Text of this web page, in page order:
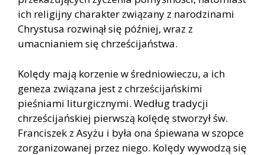
ich religijny charakter związany z narodzinami
Chrystusa rozwinął się później, wraz z
umacnianiem się chrześcijaństwa.
Kolędy mają korzenie w średniowieczu, a ich
geneza związana jest z chrześcijańskimi
pieśniami liturgicznymi. Według tradycji
chrześcijańskiej pierwszą kolędę stworzył św.
Franciszek z Asyżu i była ona śpiewana w szopce
zorganizowanej przez niego. Kolędy wywodzą się